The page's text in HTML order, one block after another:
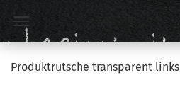
Produktrutsche transparent links